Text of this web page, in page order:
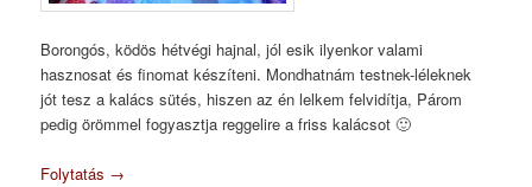
Borongós, ködös hétvégi hajnal, jól esik ilyenkor valami
hasznosat és finomat készíteni. Mondhatnám testnek-léleknek
jót tesz a kalács sütés, hiszen az én lelkem felvidítja, Párom
pedig örömmel fogyasztja reggelire a friss kalácsot 🙂
Folytatás →